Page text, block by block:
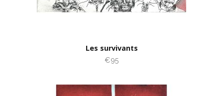
Les survivants
€95